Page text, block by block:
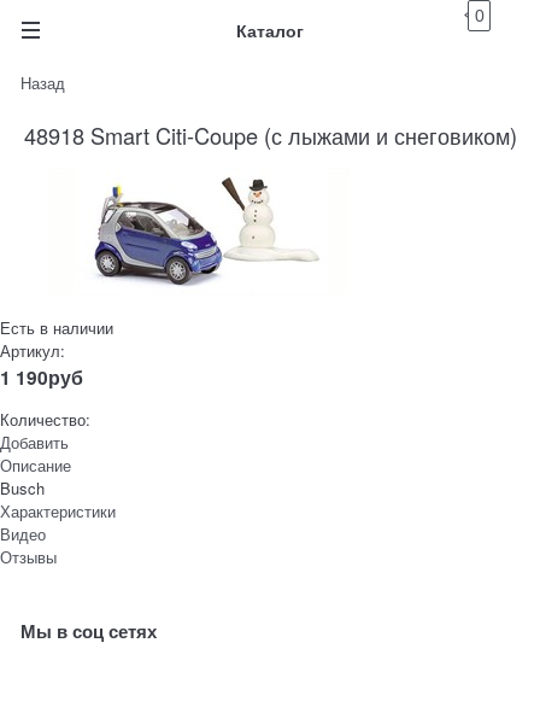
Каталог
0
Назад
48918 Smart Citi-Coupe (с лыжами и снеговиком)
Есть в наличии
Артикул:
1 190руб
Количество:
Добавить
Описание
Busch
Характеристики
Видео
Отзывы
Мы в соц сетях